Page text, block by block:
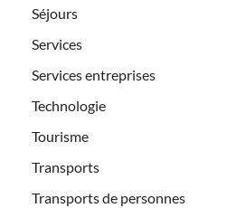
Séjours
Services
Services entreprises
Technologie
Tourisme
Transports
Transports de personnes